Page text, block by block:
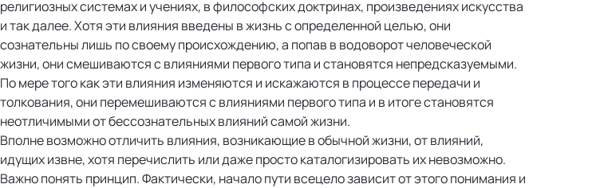
религиозных системах и учениях, в философских доктринах, произведениях искусства
и так далее. Хотя эти влияния введены в жизнь с определенной целью, они
сознательны лишь по своему происхождению, а попав в водоворот человеческой
жизни, они смешиваются с влияниями первого типа и становятся непредсказуемыми.
По мере того как эти влияния изменяются и искажаются в процессе передачи и
толкования, они перемешиваются с влияниями первого типа и в итоге становятся
неотличимыми от бессознательных влияний самой жизни.
Вполне возможно отличить влияния, возникающие в обычной жизни, от влияний,
идущих извне, хотя перечислить или даже просто каталогизировать их невозможно.
Важно понять принцип. Фактически, начало пути всецело зависит от этого понимания и